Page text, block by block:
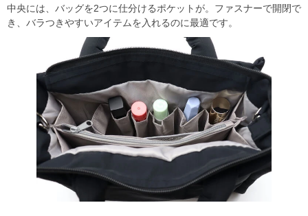
中央には、バッグを2つに仕分けるポケットが。ファスナーで開閉で
き、バラつきやすいアイテムを入れるのに最適です。